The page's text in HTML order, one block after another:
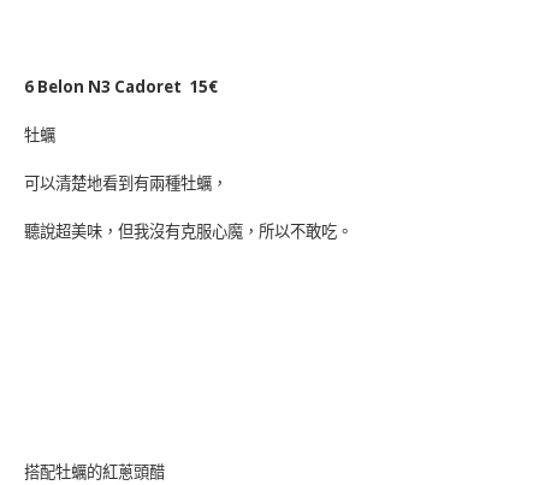
6 Belon N3 Cadoret 15€
牡蠣
可以清楚地看到有兩種牡蠣，
聽說超美味，但我沒有克服心魔，所以不敢吃。
搭配牡蠣的紅蔥頭醋